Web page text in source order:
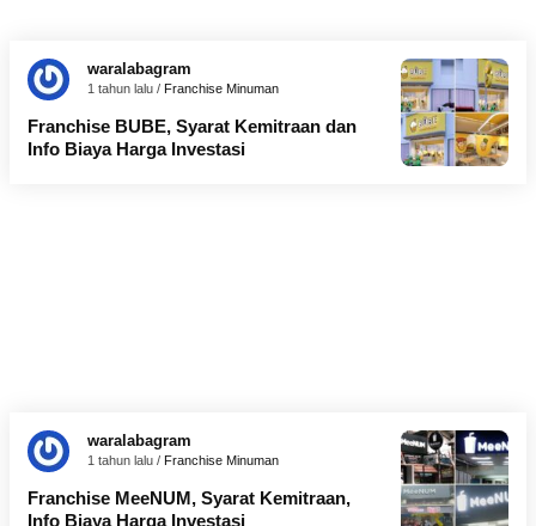
waralabagram
1 tahun lalu / Franchise Minuman
Franchise BUBE, Syarat Kemitraan dan
Info Biaya Harga Investasi
waralabagram
1 tahun lalu / Franchise Minuman
Franchise MeeNUM, Syarat Kemitraan,
Info Biaya Harga Investasi